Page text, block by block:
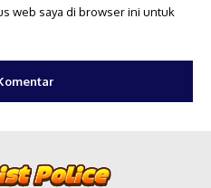
web saya di browser ini untuk